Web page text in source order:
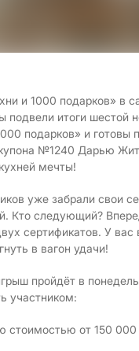
и 1000 подарков» в
подвели итоги шестой
подарков» и готовы
№1240 Дарью
мечты!
уже забрали свои
Кто следующий?
сертификатов. У вас
в вагон удачи!
пройдёт в
участником:
стоимостью от 150 000